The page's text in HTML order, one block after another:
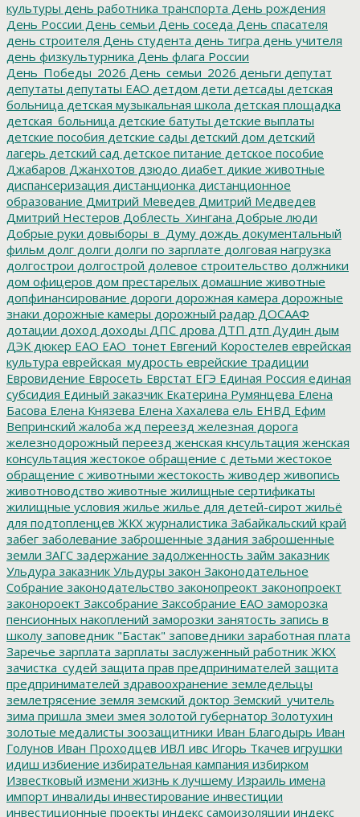
культуры день работника транспорта День рождения
День России День семьи День соседа День спасателя
день строителя День студента день тигра день учителя
день физкультурника День флага России
День_Победы_2026 День_семьи_2026 деньги депутат
депутаты депутаты ЕАО детдом дети детсады детская
больница детская музыкальная школа детская площадка
детская_больница детские батуты детские выплаты
детские пособия детские сады детский дом детский
лагерь детский сад детское питание детское пособие
Джабаров Джанхотов дзюдо диабет дикие животные
диспансеризация дистанционка дистанционное
образование Дмитрий Меведев Дмитрий Медведев
Дмитрий Нестеров Доблесть_Хингана Добрые люди
Добрые руки довыборы_в_Думу дождь документальный
фильм долг долги долги по зарплате долговая нагрузка
долгострои долгострой долевое строительство должники
дом офицеров дом престарелых домашние животные
допфинансирование дороги дорожная камера дорожные
знаки дорожные камеры дорожный радар ДОСААФ
дотации доход доходы ДПС дрова ДТП дтп Дудин дым
ДЭК дюкер ЕАО ЕАО_тонет Евгений Коростелев еврейская
культура еврейская_мудрость еврейские традиции
Евровидение Евросеть Еврстат ЕГЭ Единая Россия единая
субсидия Единый заказчик Екатерина Румянцева Елена
Басова Елена Князева Елена Хахалева ель ЕНВД Ефим
Вепринский жалоба жд переезд железная дорога
железнодорожный переезд женская кнсультация женская
консультация жестокое обращение с детьми жестокое
обращение с животными жестокость живодер живопись
животноводство животные жилищные сертификаты
жилищные условия жилье жилье для детей-сирот жильё
для подтопленцев ЖКХ журналистика Забайкальский край
забег заболевание заброшенные здания заброшенные
земли ЗАГС задержание задолженность займ заказник
Ульдура заказник Ульдуры закон Законодательное
Собрание законодательство законопреокт законопроект
законороект Заксобрание Заксобрание ЕАО заморозка
пенсионных накоплений заморозки занятость запись в
школу заповедник "Бастак" заповедники заработная плата
Заречье зарплата зарплаты заслуженный работник ЖКХ
зачистка_судей защита прав предпринимателей защита
предпринимателей здравоохранение земледельцы
землетрясение земля земский доктор Земский_учитель
зима пришла змеи змея золотой губернатор Золотухин
золотые медалисты зоозащитники Иван Благодырь Иван
Голунов Иван Проходцев ИВЛ ивс Игорь Ткачев игрушки
идиш избиение избирательная кампания избирком
Известковый измени жизнь к лучшему Израиль имена
импорт инвалиды инвестирование инвестиции
инвестиционные проекты индекс самоизоляции индекс